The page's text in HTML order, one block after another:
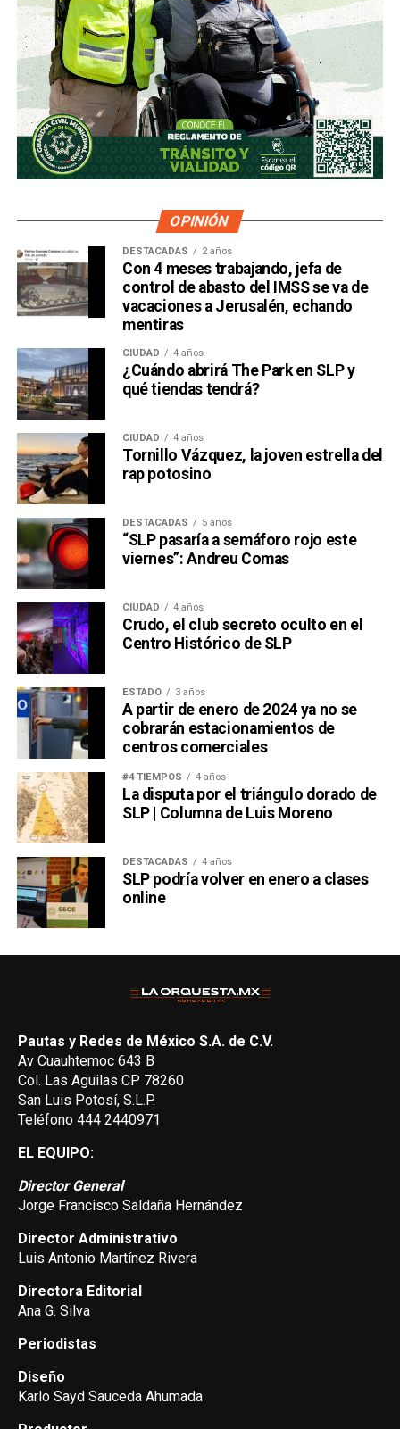
OPINIÓN
DESTACADAS 2 años
Con 4 meses trabajando, jefa de
control de abasto del IMSS se va de
vacaciones a Jerusalén, echando
mentiras
CIUDAD 4 años
¿Cuándo abrirá The Park en SLP y
qué tiendas tendrá?
CIUDAD 4 años
Tornillo Vázquez, la joven estrella del
rap potosino
DESTACADAS 5 años
“SLP pasaría a semáforo rojo este
viernes”: Andreu Comas
CIUDAD 4 años
Crudo, el club secreto oculto en el
Centro Histórico de SLP
ESTADO 3 años
A partir de enero de 2024 ya no se
cobrarán estacionamientos de
centros comerciales
#4 TIEMPOS 4 años
La disputa por el triángulo dorado de
SLP | Columna de Luis Moreno
DESTACADAS 4 años
SLP podría volver en enero a clases
online
Pautas y Redes de México S.A. de C.V.
Av Cuauhtemoc 643 B
Col. Las Aguilas CP 78260
San Luis Potosí, S.L.P.
Teléfono 444 2440971
EL EQUIPO:
Director General
Jorge Francisco Saldaña Hernández
Director Administrativo
Luis Antonio Martínez Rivera
Directora Editorial
Ana G. Silva
Periodistas
Diseño
Karlo Sayd Sauceda Ahumada